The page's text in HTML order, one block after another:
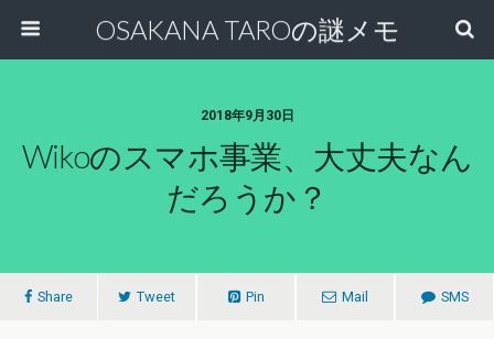
OSAKANA TAROの謎メモ
2018年9月30日
Wikoのスマホ事業、大丈夫なん
だろうか？
Share Tweet Pin Mail SMS